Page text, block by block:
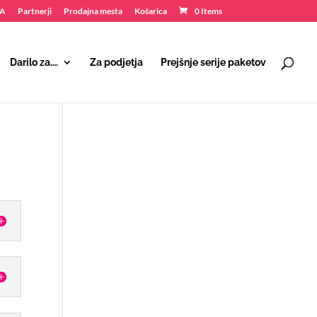
Partnerji Prodajna mesta Košarica 0 Items
Darilo za…. Za podjetja Prejšnje serije paketov